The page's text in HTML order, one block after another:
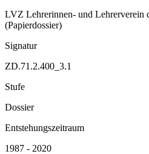
LVZ Lehrerinnen- und Lehrerverein
(Papierdossier)
Signatur
ZD.71.2.400_3.1
Stufe
Dossier
Entstehungszeitraum
1987 - 2020